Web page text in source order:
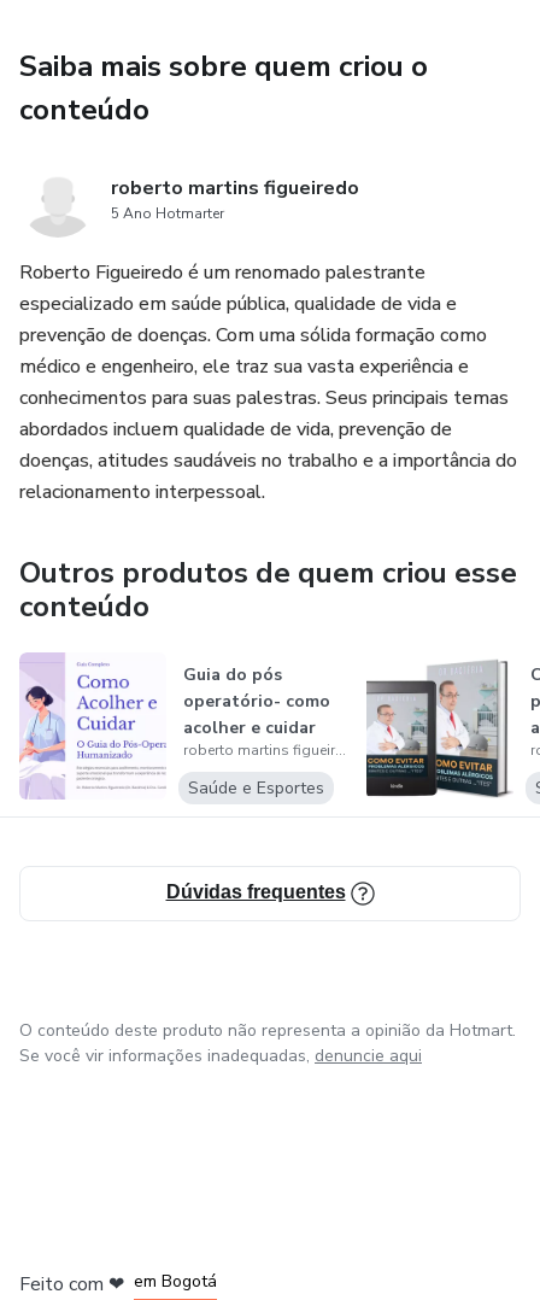
Saiba mais sobre quem criou o
conteúdo
roberto martins figueiredo
5 Ano Hotmarter
Roberto Figueiredo é um renomado palestrante
especializado em saúde pública, qualidade de vida e
prevenção de doenças. Com uma sólida formação como
médico e engenheiro, ele traz sua vasta experiência e
conhecimentos para suas palestras. Seus principais temas
abordados incluem qualidade de vida, prevenção de
doenças, atitudes saudáveis no trabalho e a importância do
relacionamento interpessoal.
Outros produtos de quem criou esse
conteúdo
Guia do pós
operatório- como
acolher e cuidar
roberto martins figueiredo
Saúde e Esportes
Dúvidas frequentes
O conteúdo deste produto não representa a opinião da Hotmart.
Se você vir informações inadequadas, denuncie aqui
Feito com ❤ em Bogotá